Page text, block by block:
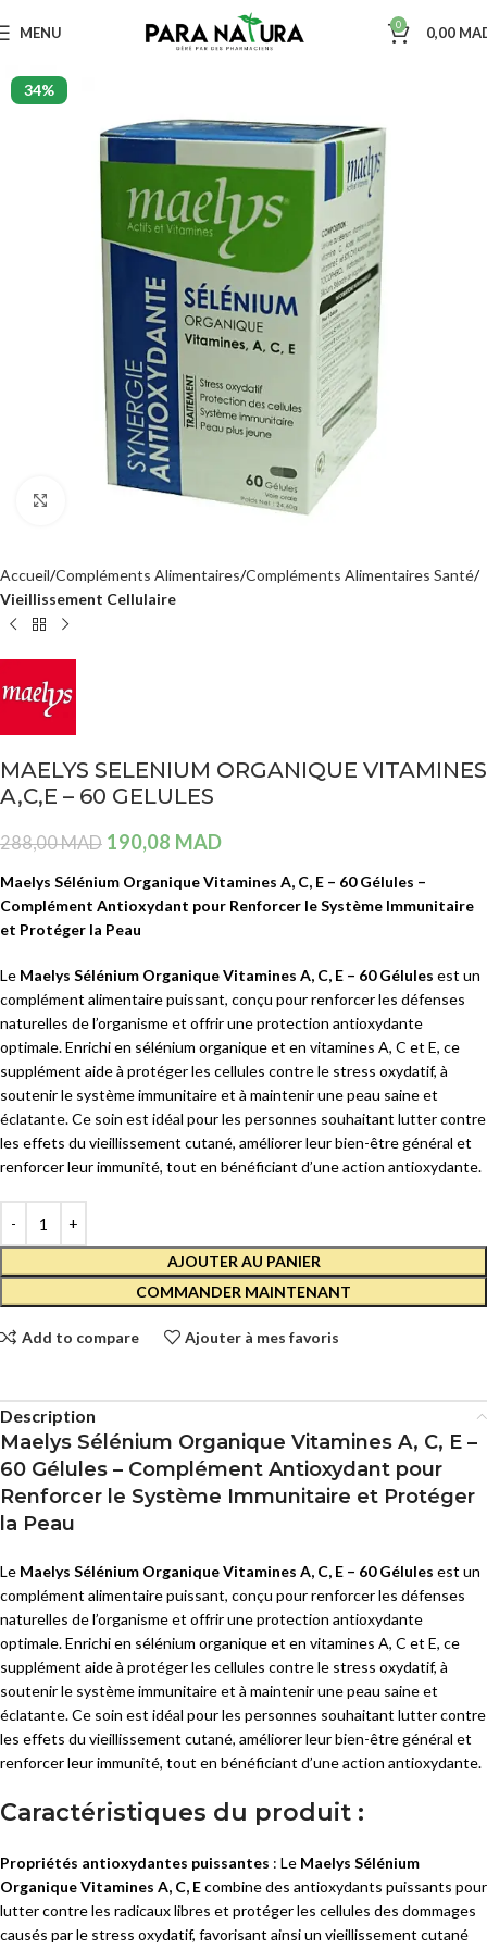
MENU 0 0,00
34%
Accueil Compléments Alimentaires Compléments Alimentaires Santé
Vieillissement Cellulaire
MAELYS SELENIUM ORGANIQUE VITAMINES
A,C,E – 60 GELULES
288,00MAD 190,08 MAD
Maelys Sélénium Organique Vitamines A, C, E – 60 Gélules –
Complément Antioxydant pour Renforcer le Système Immunitaire
et Protéger la Peau
Le Maelys Sélénium Organique Vitamines A, C, E – 60 Gélules est un
complément alimentaire puissant, conçu pour renforcer les défenses
naturelles de l’organisme et offrir une protection antioxydante
optimale. Enrichi en sélénium organique et en vitamines A, C et E, ce
supplément aide à protéger les cellules contre le stress oxydatif, à
soutenir le système immunitaire et à maintenir une peau saine et
éclatante. Ce soin est idéal pour les personnes souhaitant lutter contre
les effets du vieillissement cutané, améliorer leur bien-être général et
renforcer leur immunité, tout en bénéficiant d’une action antioxydante.
AJOUTER AU PANIER
COMMANDER MAINTENANT
Add to compare Ajouter à mes favoris
Description
Maelys Sélénium Organique Vitamines A, C, E –
60 Gélules – Complément Antioxydant pour
Renforcer le Système Immunitaire et Protéger
la Peau
Le Maelys Sélénium Organique Vitamines A, C, E – 60 Gélules est un
complément alimentaire puissant, conçu pour renforcer les défenses
naturelles de l’organisme et offrir une protection antioxydante
optimale. Enrichi en sélénium organique et en vitamines A, C et E, ce
supplément aide à protéger les cellules contre le stress oxydatif, à
soutenir le système immunitaire et à maintenir une peau saine et
éclatante. Ce soin est idéal pour les personnes souhaitant lutter contre
les effets du vieillissement cutané, améliorer leur bien-être général et
renforcer leur immunité, tout en bénéficiant d’une action antioxydante.
Caractéristiques du produit :
Propriétés antioxydantes puissantes : Le Maelys Sélénium
Organique Vitamines A, C, Ecombine des antioxydants puissants pour
lutter contre les radicaux libres et protéger les cellules des dommages
causés par le stress oxydatif, favorisant ainsi un vieillissement cutané